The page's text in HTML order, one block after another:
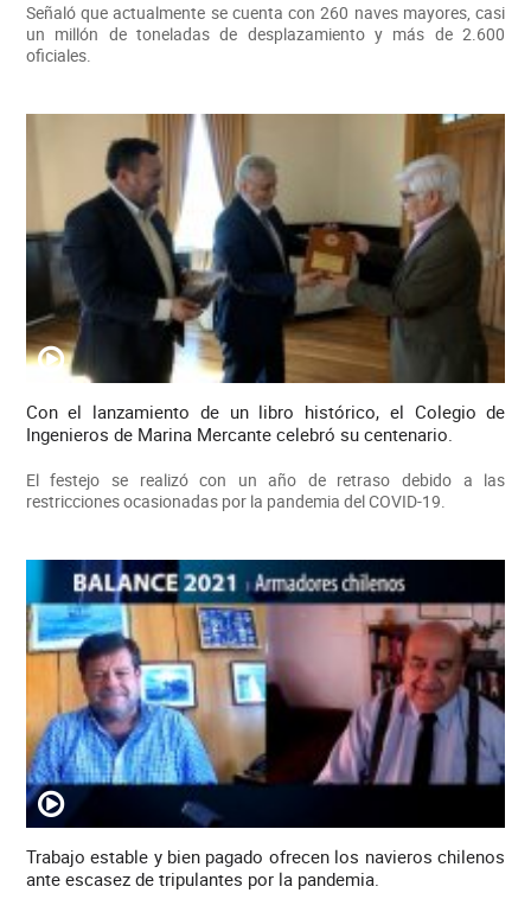
Señaló que actualmente se cuenta con 260 naves mayores, casi
un millón de toneladas de desplazamiento y más de 2.600
oficiales.
Con el lanzamiento de un libro histórico, el Colegio de
Ingenieros de Marina Mercante celebró su centenario.
El festejo se realizó con un año de retraso debido a las
restricciones ocasionadas por la pandemia del COVID-19.
Trabajo estable y bien pagado ofrecen los navieros chilenos
ante escasez de tripulantes por la pandemia.